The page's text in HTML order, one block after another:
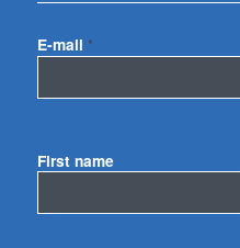
E-mail *
First name